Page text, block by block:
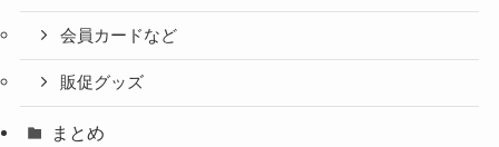
会員カードなど
販促グッズ
まとめ